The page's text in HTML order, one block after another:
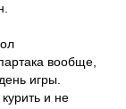
вообще,
игры.
и не